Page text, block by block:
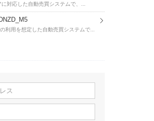
対応した自動売買システムで、...
利用を想定した自動売買システムで...